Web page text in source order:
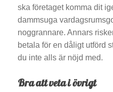
ska företaget komma dit
dammsuga
noggrannare. Annars
betala för en dåligt utförd
du inte alls är nöjd med.
Bra att veta i övrigt